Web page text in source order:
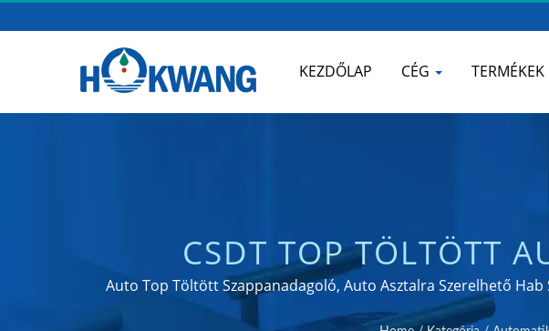
KEZDŐLAP CÉG TERMÉKEK
CSDT TOP TÖLTÖTT
FOLYÉKONY/HAB
Auto Top Töltött Szappanadagoló, Auto Asztalra Szerelhető
14001 tanúsítvánnyal